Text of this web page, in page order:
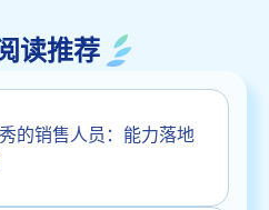
读推荐
的销售人员：能力落地